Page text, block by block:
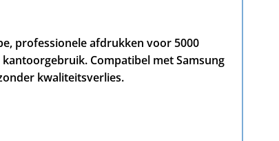
professionele afdrukken voor 5000
Compatibel met Samsung
kwaliteitsverlies.